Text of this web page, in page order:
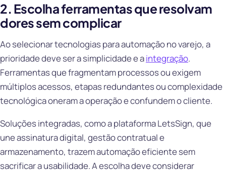
2. Escolha ferramentas que resolvam
dores sem complicar
Ao selecionar tecnologias para automação no varejo, a
prioridade deve ser a simplicidade e aintegração.
Ferramentas que fragmentam processos ou exigem
múltiplos acessos, etapas redundantes ou complexidade
tecnológica oneram a operação e confundem o cliente.
Soluções integradas, como a plataforma LetsSign, que
une assinatura digital, gestão contratual e
armazenamento, trazem automação eficiente sem
sacrificar a usabilidade. A escolha deve considerar